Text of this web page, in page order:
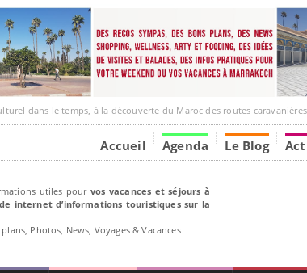
le temps, à la découverte du Maroc des routes caravanières et de ses liens
Accueil Agenda Le Blog
utiles pour vos vacances et séjours à
internet d’informations touristiques sur la
Photos, News, Voyages & Vacances